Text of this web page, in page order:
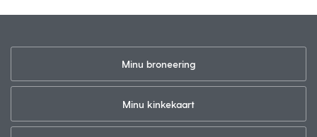
Minu broneering
Minu kinkekaart